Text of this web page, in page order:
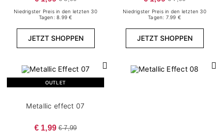
Niedrigster Preis in den letzten 30
Tagen: 8.99 €
JETZT SHOPPEN
Niedrigster Preis in den letzten 30
Tagen: 7.99 €
JETZT SHOPPEN
OUTLET
Metallic effect 07
€ 1,99 € 7,99